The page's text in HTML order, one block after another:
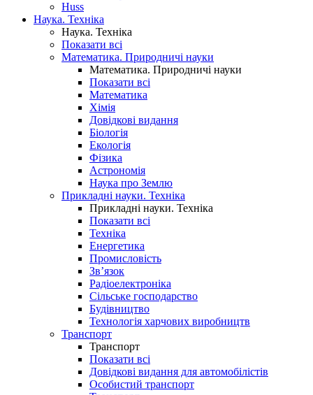
Huss
Наука. Техніка
Наука. Техніка
Показати всі
Математика. Природничі науки
Математика. Природничі науки
Показати всі
Математика
Хімія
Довідкові видання
Біологія
Екологія
Фізика
Астрономія
Наука про Землю
Прикладні науки. Техніка
Прикладні науки. Техніка
Показати всі
Техніка
Енергетика
Промисловість
Зв’язок
Радіоелектроніка
Сільське господарство
Будівництво
Технологія харчових виробництв
Транспорт
Транспорт
Показати всі
Довідкові видання для автомобілістів
Особистий транспорт